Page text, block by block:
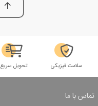
سلامت فیزیکی تحویل سریع
تماس با ما